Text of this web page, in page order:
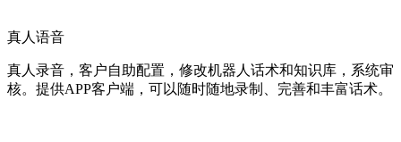
真人语音
真人录音，客户自助配置，修改机器人话术和知识库，系统审
核。提供APP客户端，可以随时随地录制、完善和丰富话术。